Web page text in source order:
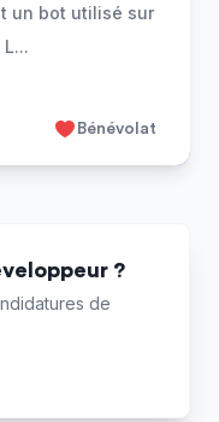
un bot utilisé sur
...
Bénévolat
?
de